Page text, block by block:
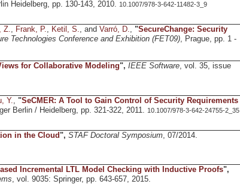
Heidelberg, pp. 130-143, 2010. 10.1007/978-3-642-11482-3_9
Z. Frank, P. Ketil, S. , and Varró, D. "SecureChange: Security
Technologies Conference and Exhibition (FET09), Prague, pp. 1 -
for Collaborative Modeling", IEEE Software, vol. 35, issue
Y., "SeCMER: A Tool to Gain Control of Security Requirements
Berlin / Heidelberg, pp. 321-322, 2011. 10.1007/978-3-642-24755-2_35
in the Cloud", STAF Doctoral Symposium, 07/2014.
Incremental LTL Model Checking with Inductive Proofs",
, vol. 9035: Springer, pp. 643-657, 2015.